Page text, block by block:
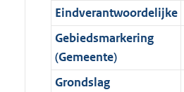
o
r
m
a
f
o
r
m
b
n
f
o
r
i
n
f
o
K
b
Eindverantwoordelijke
Gebiedsmarkering
(Gemeente)
Grondslag